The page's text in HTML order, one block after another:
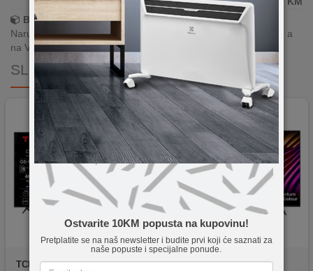
Ostvarite 10KM popusta na kupovinu!
Pretplatite se na naš newsletter i budite prvi koji će saznati za
naše popuste i specijalne ponude.
Brza dostava!
Narudžbe zaprimljene radnim danima do 13h šaljemo isti dan, a
na Vašoj adresi paket je već za 24–48h.
SLIČNI PROIZVODI
TCL
55C6KS
Hisense N00034444